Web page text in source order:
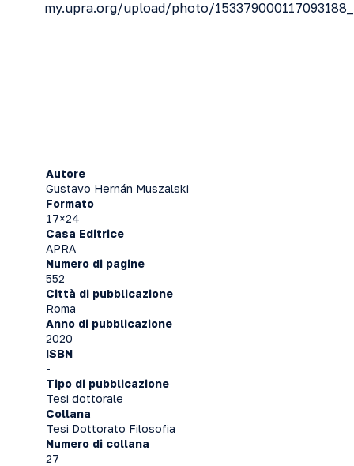
Autore
Gustavo Hernán Muszalski
Formato
17×24
Casa Editrice
APRA
Numero di pagine
552
Città di pubblicazione
Roma
Anno di pubblicazione
2020
ISBN
-
Tipo di pubblicazione
Tesi dottorale
Collana
Tesi Dottorato Filosofia
Numero di collana
27